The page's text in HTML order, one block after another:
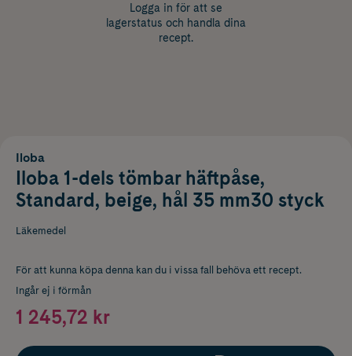
Logga in för att se
lagerstatus och handla dina
recept.
Iloba
Iloba 1-dels tömbar häftpåse,
Standard, beige, hål 35 mm30 styck
Läkemedel
För att kunna köpa denna kan du i vissa fall behöva ett recept.
Ingår ej i förmån
1 245,72 kr